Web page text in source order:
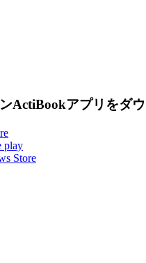
ActiBookアプリをダ